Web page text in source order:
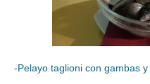
-Pelayo taglioni con gambas